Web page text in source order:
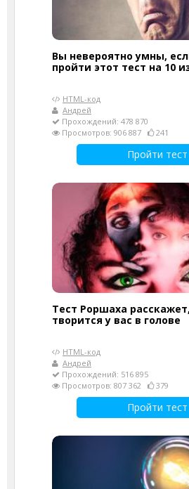
Вы невероятно умны,
пройти этот тест на 10
HTML-код
Андрей
Прохождений: 478 870
Просмотров: 906 887
241
Пройти тест
Тест Роршаха
творится у вас в голове
HTML-код
Андрей
Прохождений: 516 895
Просмотров: 807 362
379
Пройти тест